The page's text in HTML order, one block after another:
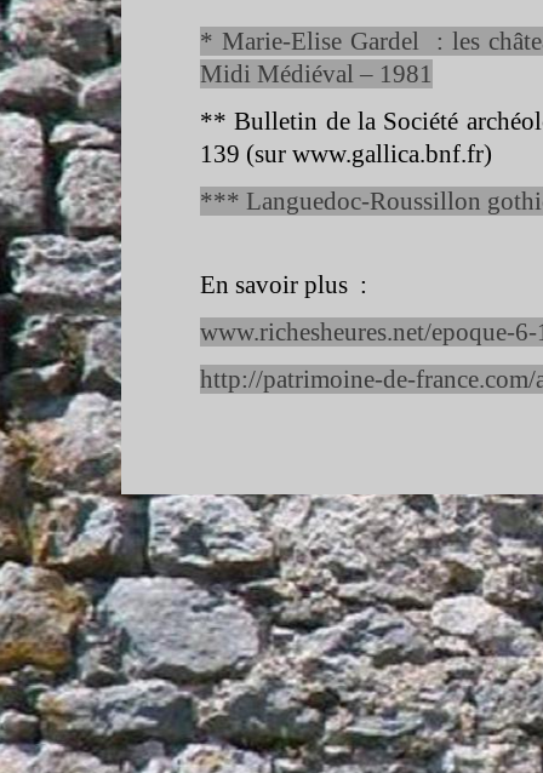
* Marie-Elise Gardel : les
Midi Médiéval – 1981
** Bulletin de la Société
139 (sur www.gallica.bnf.fr)
*** Languedoc-Roussillon
En savoir plus :
www.richesheures.net/epoque-6-
http://patrimoine-de-